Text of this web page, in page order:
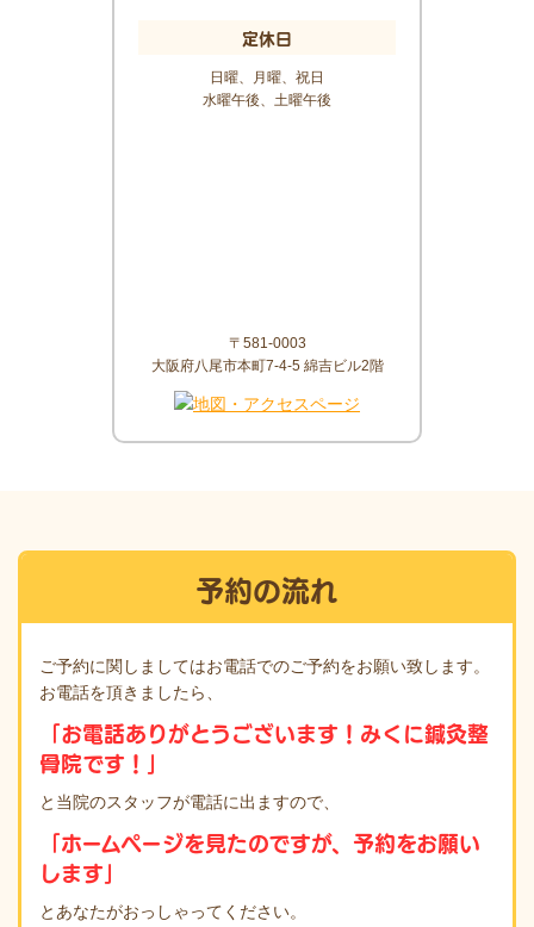
定休日
日曜、月曜、祝日
水曜午後、土曜午後
〒581-0003
大阪府八尾市本町7-4-5 綿吉ビル2階
予約の流れ
ご予約に関しましてはお電話でのご予約をお願い致します。
お電話を頂きましたら、
「お電話ありがとうございます！みくに鍼灸整
骨院です！」
と当院のスタッフが電話に出ますので、
「ホームページを見たのですが、予約をお願い
します」
とあなたがおっしゃってください。